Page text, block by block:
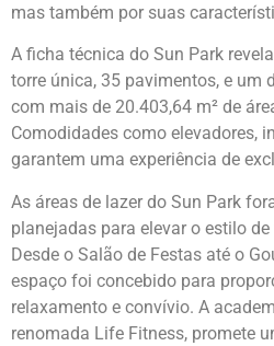
mas também por suas
A ficha técnica do Sun Park
torre única, 35 pavimentos, e um
com mais de 20.403,64 m² de
Comodidades como elevadores,
garantem uma experiência de
As áreas de lazer do Sun Park
planejadas para elevar o estilo
Desde o Salão de Festas até o
espaço foi concebido para
relaxamento e convívio. A
renomada Life Fitness, promete